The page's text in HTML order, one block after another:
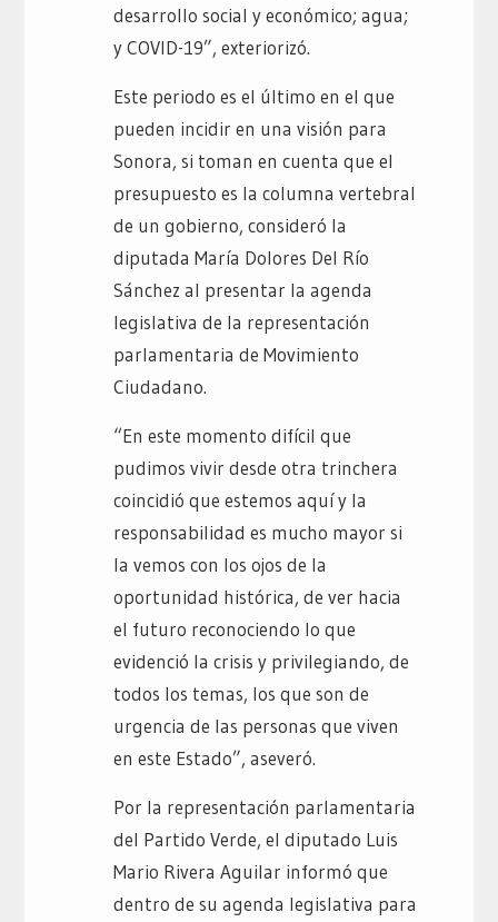
desarrollo social y económico; agua;
y COVID-19”, exteriorizó.
Este periodo es el último en el que
pueden incidir en una visión para
Sonora, si toman en cuenta que el
presupuesto es la columna vertebral
de un gobierno, consideró la
diputada María Dolores Del Río
Sánchez al presentar la agenda
legislativa de la representación
parlamentaria de Movimiento
Ciudadano.
“En este momento difícil que
pudimos vivir desde otra trinchera
coincidió que estemos aquí y la
responsabilidad es mucho mayor si
la vemos con los ojos de la
oportunidad histórica, de ver hacia
el futuro reconociendo lo que
evidenció la crisis y privilegiando, de
todos los temas, los que son de
urgencia de las personas que viven
en este Estado”, aseveró.
Por la representación parlamentaria
del Partido Verde, el diputado Luis
Mario Rivera Aguilar informó que
dentro de su agenda legislativa para